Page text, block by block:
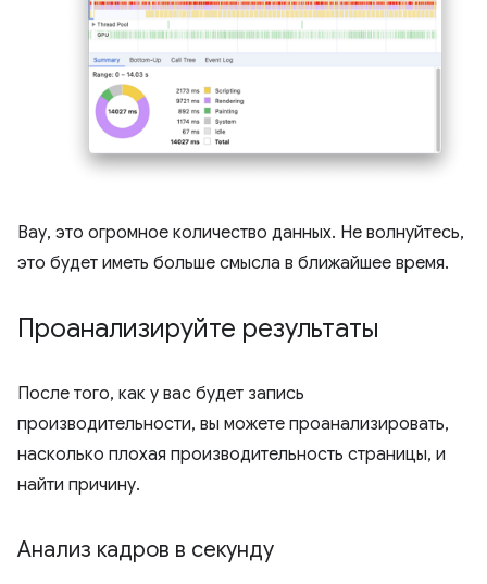
Вау, это огромное количество данных. Не волнуйтесь,
это будет иметь больше смысла в ближайшее время.
Проанализируйте результаты
После того, как у вас будет запись
производительности, вы можете проанализировать,
насколько плохая производительность страницы, и
найти причину.
Анализ кадров в секунду